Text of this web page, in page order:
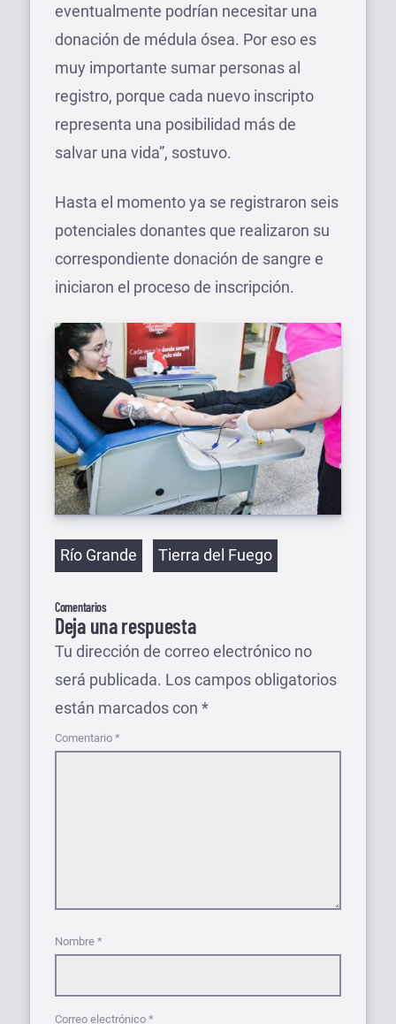
eventualmente podrían necesitar una
donación de médula ósea. Por eso es
muy importante sumar personas al
registro, porque cada nuevo inscripto
representa una posibilidad más de
salvar una vida”, sostuvo.
Hasta el momento ya se registraron seis
potenciales donantes que realizaron su
correspondiente donación de sangre e
iniciaron el proceso de inscripción.
Etiquetas
Río Grande Tierra del Fuego
Comentarios
Deja una respuesta
Tu dirección de correo electrónico no
será publicada. Los campos obligatorios
están marcados con *
Comentario *
Nombre *
Correo electrónico *